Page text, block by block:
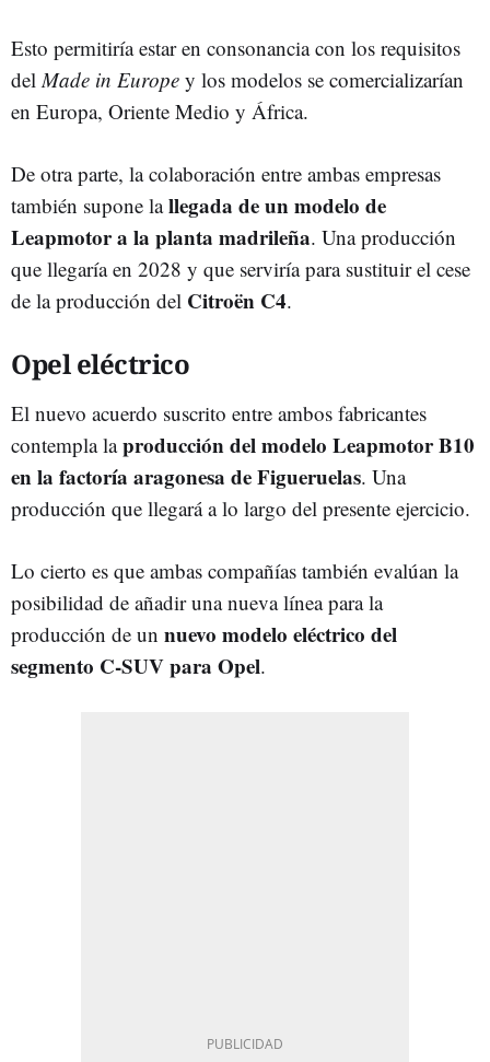
Esto permitiría estar en consonancia con los requisitos
del Made in Europe y los modelos se comercializarían
en Europa, Oriente Medio y África.
De otra parte, la colaboración entre ambas empresas
también supone lallegada de un modelo de
Leapmotor a la planta madrileña. Una producción
que llegaría en 2028 y que serviría para sustituir el cese
de la producción del Citroën C4.
Opel eléctrico
El nuevo acuerdo suscrito entre ambos fabricantes
contempla laproducción del modelo Leapmotor B10
en la factoría aragonesa de Figueruelas. Una
producción que llegará a lo largo del presente ejercicio.
Lo cierto es que ambas compañías también evalúan la
posibilidad de añadir una nueva línea para la
producción de un nuevo modelo eléctrico del
segmento C-SUV para Opel.